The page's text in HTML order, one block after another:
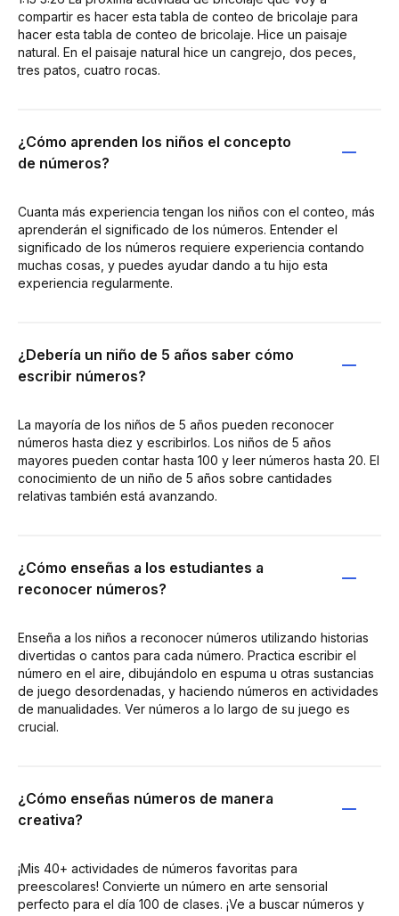
compartir es hacer esta tabla de conteo de bricolaje para
hacer esta tabla de conteo de bricolaje. Hice un paisaje
natural. En el paisaje natural hice un cangrejo, dos peces,
tres patos, cuatro rocas.
¿Cómo aprenden los niños el concepto
de números?
Cuanta más experiencia tengan los niños con el conteo, más
aprenderán el significado de los números. Entender el
significado de los números requiere experiencia contando
muchas cosas, y puedes ayudar dando a tu hijo esta
experiencia regularmente.
¿Debería un niño de 5 años saber cómo
escribir números?
La mayoría de los niños de 5 años pueden reconocer
números hasta diez y escribirlos. Los niños de 5 años
mayores pueden contar hasta 100 y leer números hasta 20. El
conocimiento de un niño de 5 años sobre cantidades
relativas también está avanzando.
¿Cómo enseñas a los estudiantes a
reconocer números?
Enseña a los niños a reconocer números utilizando historias
divertidas o cantos para cada número. Practica escribir el
número en el aire, dibujándolo en espuma u otras sustancias
de juego desordenadas, y haciendo números en actividades
de manualidades. Ver números a lo largo de su juego es
crucial.
¿Cómo enseñas números de manera
creativa?
¡Mis 40+ actividades de números favoritas para
preescolares! Convierte un número en arte sensorial
perfecto para el día 100 de clases. ¡Ve a buscar números y